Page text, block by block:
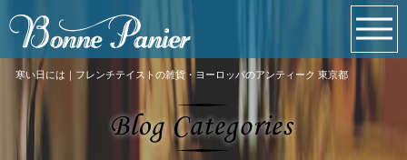
寒い日には｜フレンチテイストの雑貨・ヨーロッパのアンティーク 東京都